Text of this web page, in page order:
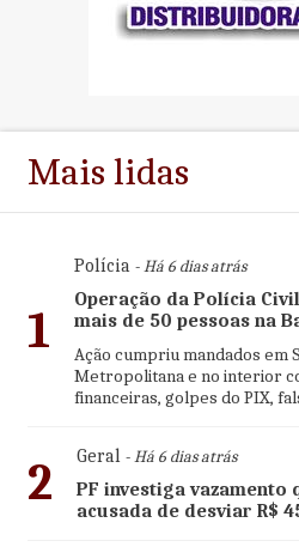
Mais lidas
1
Polícia- Há 6 dias atrás
Operação da Polícia
mais de 50 pessoas na
Ação cumpriu mandados em
Metropolitana e no interior
financeiras, golpes do PIX,
2 Geral- Há 6 dias atrás
PF investiga
acusada de desviar R$